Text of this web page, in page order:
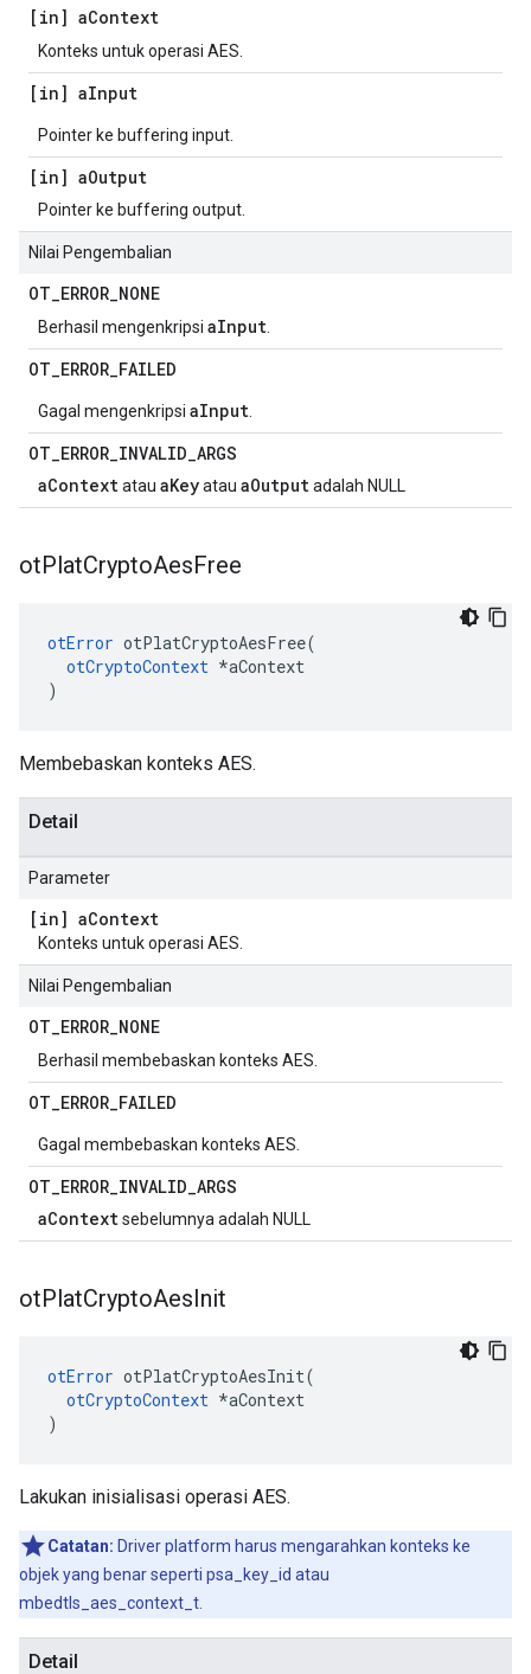
[in] aContext
Konteks untuk operasi AES.
[in] aInput
Pointer ke buffering input.
[in] aOutput
Pointer ke buffering output.
Nilai Pengembalian
OT_ERROR_NONE
Berhasil mengenkripsi aInput
OT_ERROR_FAILED
Gagal mengenkripsi aInput
OT_ERROR_INVALID_ARGS
aContextatau aKeyatau aOutputadalah NULL
otPlatCryptoAesFree
otError otPlatCryptoAesFree(
otCryptoContext *aContext
)
Membebaskan konteks AES.
Detail
Parameter
[in] aContext
Konteks untuk operasi AES.
Nilai Pengembalian
OT_ERROR_NONE
Berhasil membebaskan konteks AES.
OT_ERROR_FAILED
Gagal membebaskan konteks AES.
OT_ERROR_INVALID_ARGS
aContextsebelumnya adalah NULL
otPlatCryptoAesInit
otError otPlatCryptoAesInit(
otCryptoContext *aContext
)
Lakukan inisialisasi operasi AES.
Catatan: Driver platform harus mengarahkan konteks ke
objek yang benar seperti psa_key_id atau
mbedtls_aes_context_t.
Detail